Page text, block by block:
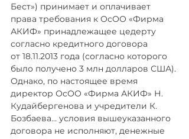
Бест») принимает и оплачивает
права требования к ОсОО «Фирма
АКИФ» принадлежащее цедерту
согласно кредитного договора
от 18.11.2013 года (согласно которого
было получено 3 млн долларов США).
Однако, по настоящее время
директор ОсОО «Фирма АКИФ» Н.
Кудайбергенова и учредители К.
Бозбаева… условия вышеуказанного
договора не исполняют, денежные